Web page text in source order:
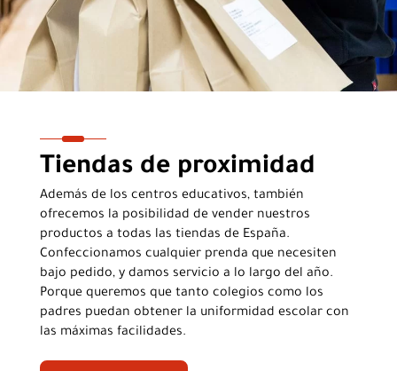
Tiendas de proximidad
Además de los centros educativos, también
ofrecemos la posibilidad de vender nuestros
productos a todas las tiendas de España.
Confeccionamos cualquier prenda que necesiten
bajo pedido, y damos servicio a lo largo del año.
Porque queremos que tanto colegios como los
padres puedan obtener la uniformidad escolar con
las máximas facilidades.